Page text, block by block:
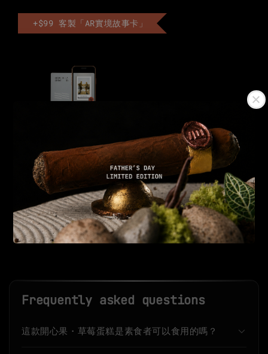
+$99 客製「AR實境故事卡」
AR實境卡
NT$ 99
NT$ 199
- +
加入購物車
Frequently asked questions
這款開心果・草莓蛋糕是素食者可以食用的嗎？